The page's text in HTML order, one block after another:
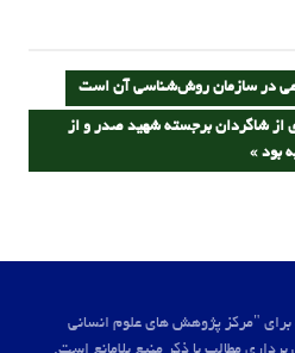
در سازمان روش‌شناسی آن است
از شاگردان برجسته شهید صدر و از
بود
"مرکز پژوهش های علوم انسانی